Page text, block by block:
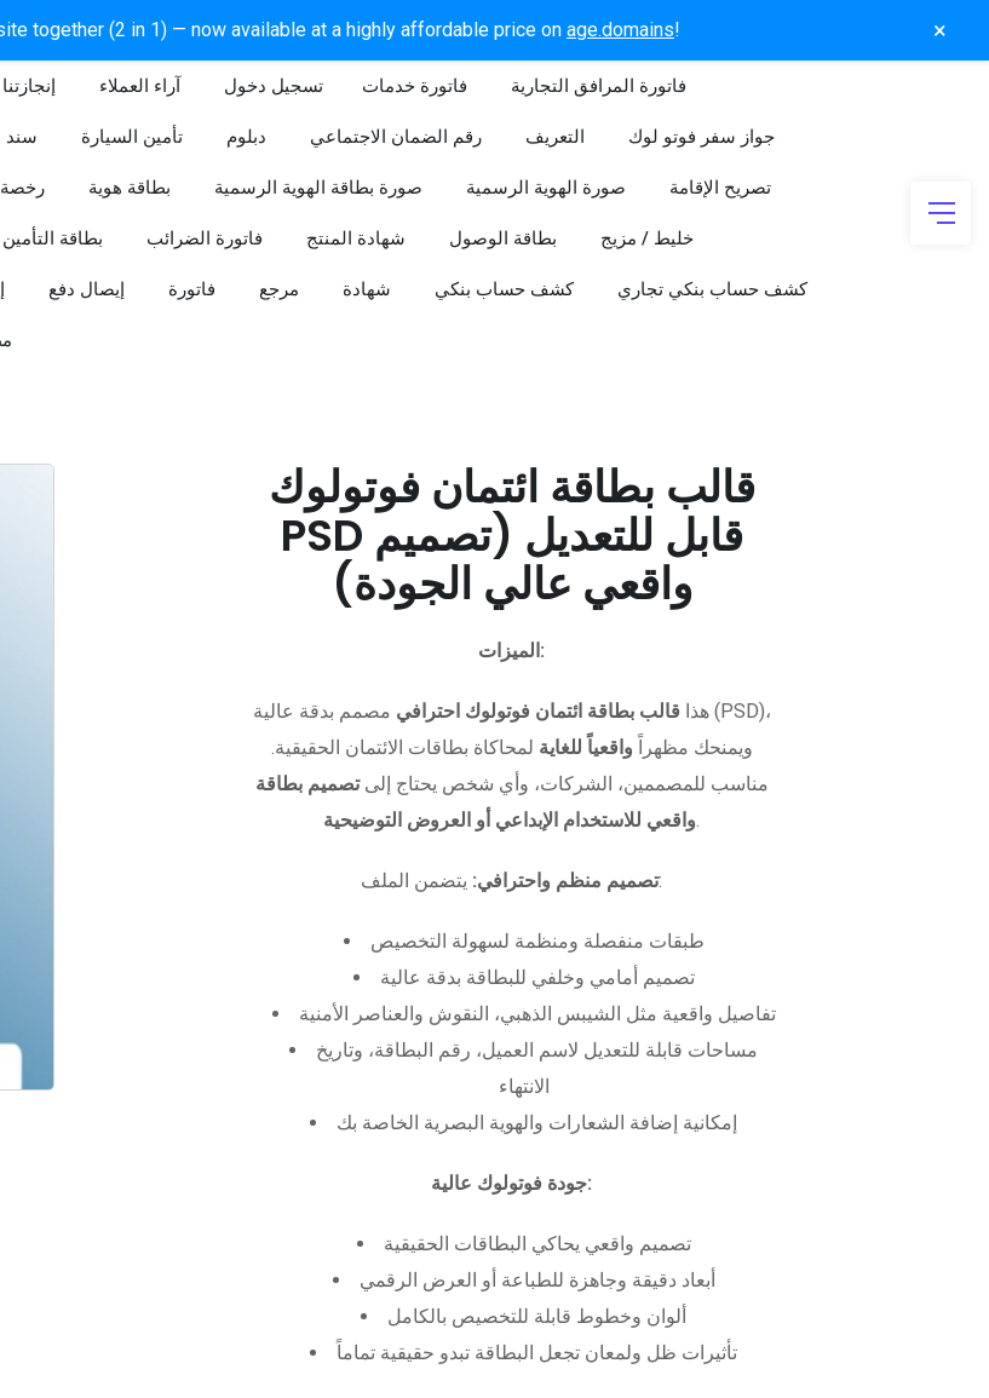
together (2 in 1) — now available at a highly affordable price on age.domains! ×
إنجازتنا آراء العملاء تسجيل دخول​ فاتورة خدمات فاتورة المرافق التجارية
سند تأمين السيارة دبلوم رقم الضمان الاجتماعي التعريف جواز سفر فوتو لوك
رخصة بطاقة هوية صورة بطاقة الهوية الرسمية صورة الهوية الرسمية تصريح الإقامة
بطاقة فاتورة الضرائب شهادة المنتج بطاقة الوصول خليط / مزيج
إيصال دفع فاتورة مرجع شهادة كشف حساب بنكي كشف حساب بنكي تجاري
قالب بطاقة ائتمان فوتولوك
PSD قابل للتعديل (تصميم
واقعي عالي الجودة)
الميزات:
هذا قالب بطاقة ائتمان فوتولوك احترافي مصمم بدقة عالية (PSD)،
ويمنحك مظهراً واقعياً للغاية لمحاكاة بطاقات الائتمان الحقيقية.
مناسب للمصممين، الشركات، وأي شخص يحتاج إلىتصميم بطاقة
واقعي للاستخدام الإبداعي أو العروض التوضيحية.
تصميم منظم واحترافي:يتضمن الملف:
طبقات منفصلة ومنظمة لسهولة التخصيص
تصميم أمامي وخلفي للبطاقة بدقة عالية
تفاصيل واقعية مثل الشيبس الذهبي، النقوش والعناصر الأمنية
مساحات قابلة للتعديل لاسم العميل، رقم البطاقة، وتاريخ
الانتهاء
إمكانية إضافة الشعارات والهوية البصرية الخاصة بك
جودة فوتولوك عالية:
تصميم واقعي يحاكي البطاقات الحقيقية
أبعاد دقيقة وجاهزة للطباعة أو العرض الرقمي
ألوان وخطوط قابلة للتخصيص بالكامل
تأثيرات ظل ولمعان تجعل البطاقة تبدو حقيقية تماماً